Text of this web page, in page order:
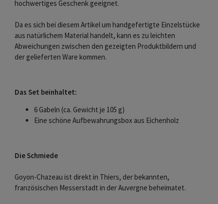
hochwertiges Geschenk geeignet.
Da es sich bei diesem Artikel um handgefertigte Einzelstücke
aus natürlichem Material handelt, kann es zu leichten
Abweichungen zwischen den gezeigten Produktbildern und
der gelieferten Ware kommen.
Das Set beinhaltet:
6 Gabeln (ca. Gewicht je 105 g)
Eine schöne Aufbewahrungsbox aus Eichenholz
Die Schmiede
Goyon-Chazeau ist direkt in Thiers, der bekannten,
französischen Messerstadt in der Auvergne beheimatet.